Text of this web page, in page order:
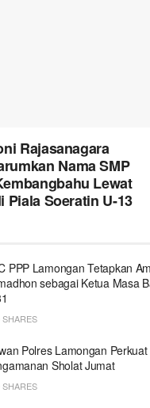
Rajasanagara
Nama SMP
Lewat
Piala Soeratin U-13
PPP Lamongan Tetapkan
sebagai Ketua Masa
SHARES
Polres Lamongan Perkuat
Sholat Jumat
SHARES